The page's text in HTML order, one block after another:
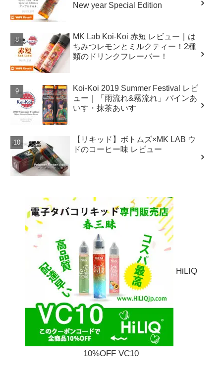
New year Special Edition
MK Lab Koi-Koi 赤短 レビュー｜は
ちみつレモンとミルクティー！2種
類のドリンクフレーバー！
Koi-Koi 2019 Summer Festival レビ
ュー｜「雨流れ&霧流れ」パインあ
いす・抹茶あいす
【リキッド】ボトムズ×MK LAB ウ
ドのコーヒー味 レビュー
HiLIQ
10%OFF VC10